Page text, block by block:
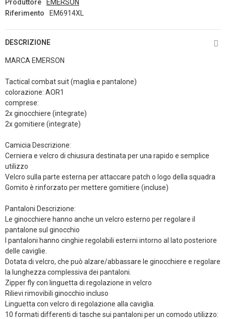
Produttore
EMERSON
Riferimento
EM6914XL
DESCRIZIONE
MARCA EMERSON
Tactical combat suit (maglia e pantalone)
colorazione: AOR1
comprese:
2x ginocchiere (integrate)
2x gomitiere (integrate)
Camicia Descrizione:
Cerniera e velcro di chiusura destinata per una rapido e semplice
utilizzo
Velcro sulla parte esterna per attaccare patch o logo della squadra
Gomito è rinforzato per mettere gomitiere (incluse)
Pantaloni Descrizione:
Le ginocchiere hanno anche un velcro esterno per regolare il
pantalone sul ginocchio
I pantaloni hanno cinghie regolabili esterni intorno al lato posteriore
delle caviglie.
Dotata di velcro, che può alzare/abbassare le ginocchiere e regolare
la lunghezza complessiva dei pantaloni.
Zipper fly con linguetta di regolazione in velcro
Rilievi rimovibili ginocchio incluso
Linguetta con velcro di regolazione alla caviglia.
10 formati differenti di tasche sui pantaloni per un comodo utilizzo: